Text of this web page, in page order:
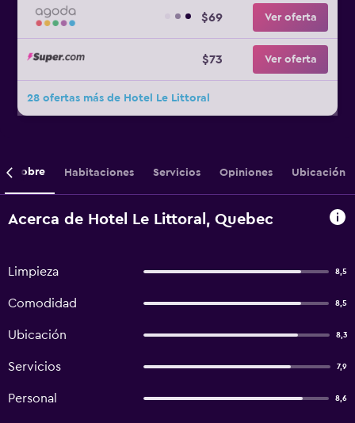
$69 Ver oferta
$73 Ver oferta
28 ofertas más de Hotel Le Littoral
Sobre Habitaciones Servicios Opiniones Ubicación
Acerca de Hotel Le Littoral, Quebec
Limpieza 8,5
Comodidad 8,5
Ubicación 8,3
Servicios 7,9
Personal 8,6